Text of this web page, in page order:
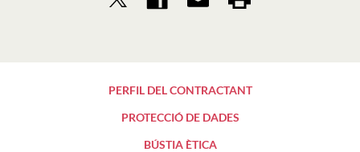
PERFIL DEL CONTRACTANT
PROTECCIÓ DE DADES
BÚSTIA ÈTICA